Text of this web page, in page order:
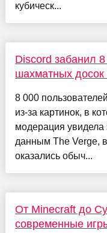
кубическ...
Discord забанил
шахматных досок
8 000
из-за картинок, в
модерация
данным The Verge,
оказались обыч...
От Minecraft до
современные